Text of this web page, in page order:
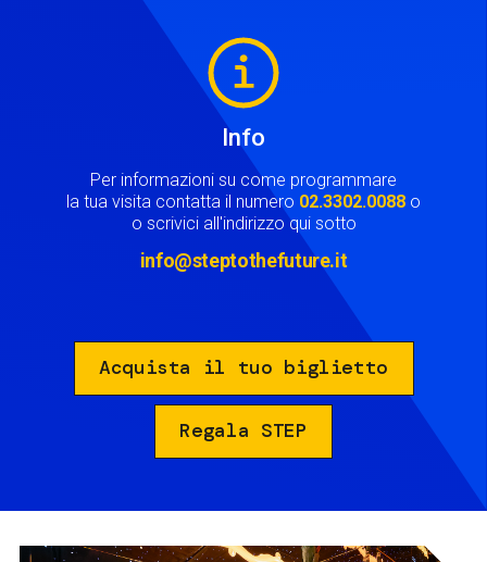
Info
Per informazioni su come programmare
la tua visita contatta il numero 02.3302.0088 o
o scrivici all'indirizzo qui sotto
info@steptothefuture.it
Acquista il tuo biglietto
Regala STEP